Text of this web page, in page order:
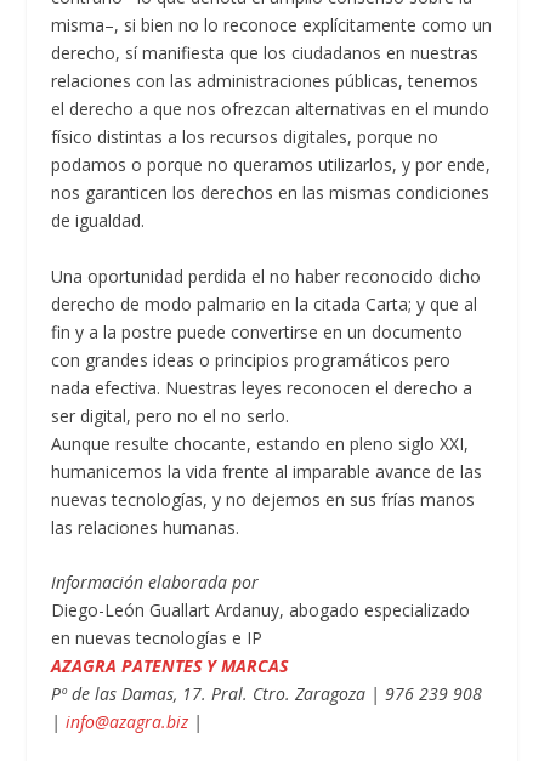
misma–, si bien no lo reconoce explícitamente como un
derecho, sí manifiesta que los ciudadanos en nuestras
relaciones con las administraciones públicas, tenemos
el derecho a que nos ofrezcan alternativas en el mundo
físico distintas a los recursos digitales, porque no
podamos o porque no queramos utilizarlos, y por ende,
nos garanticen los derechos en las mismas condiciones
de igualdad.
Una oportunidad perdida el no haber reconocido dicho
derecho de modo palmario en la citada Carta; y que al
fin y a la postre puede convertirse en un documento
con grandes ideas o principios programáticos pero
nada efectiva. Nuestras leyes reconocen el derecho a
ser digital, pero no el no serlo.
Aunque resulte chocante, estando en pleno siglo XXI,
humanicemos la vida frente al imparable avance de las
nuevas tecnologías, y no dejemos en sus frías manos
las relaciones humanas.
Información elaborada por
Diego-León Guallart Ardanuy, abogado especializado
en nuevas tecnologías e IP
AZAGRA PATENTES Y MARCAS
Pº de las Damas, 17. Pral. Ctro. Zaragoza | 976 239 908
|info@azagra.biz |